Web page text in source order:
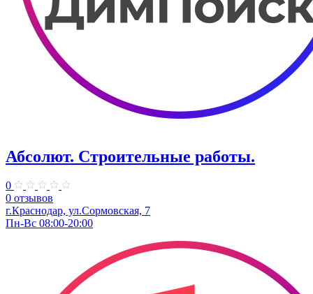
Абсолют. Строительные работы.
0
0 отзывов
г.Краснодар, ул.Сормовская, 7
Пн-Вс 08:00-20:00